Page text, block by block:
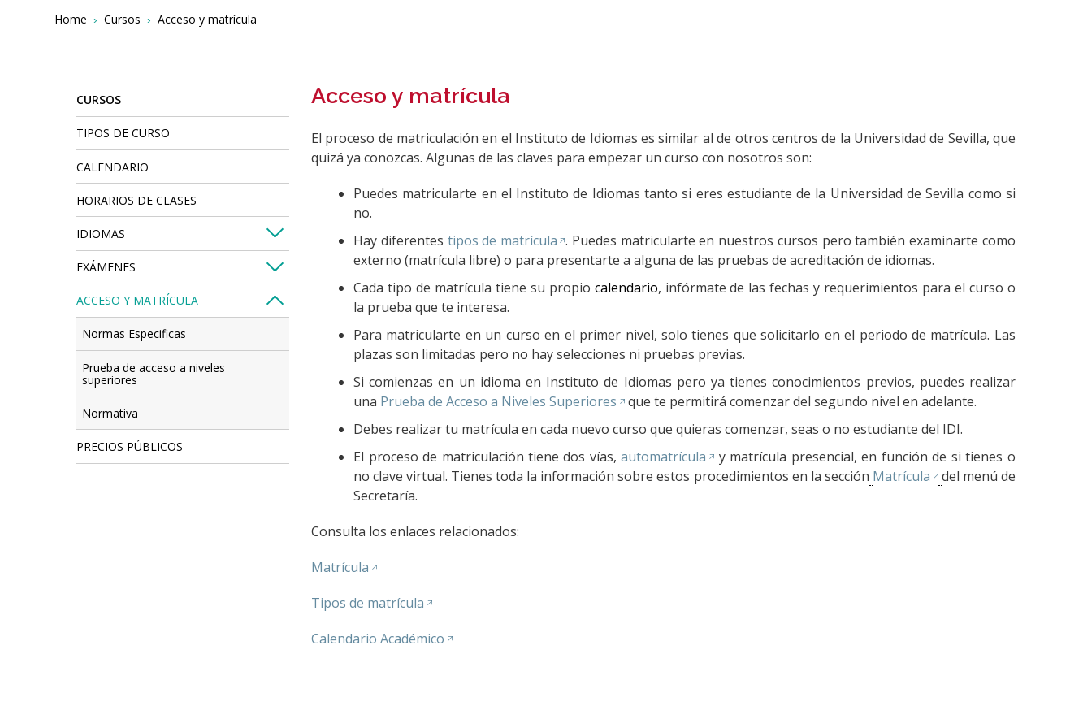
Breadcrumbs
You
Home Cursos Acceso y matrícula
CURSOS
TIPOS DE CURSO
CALENDARIO
HORARIOS DE CLASES
IDIOMAS
EXÁMENES
ACCESO Y MATRÍCULA
Normas Especificas
Prueba de acceso a niveles
superiores
Normativa
PRECIOS PÚBLICOS
Acceso y matrícula
El proceso de matriculación en el Instituto de Idiomas es similar al de otros centros de la Universidad de Sevilla, que
quizá ya conozcas. Algunas de las claves para empezar un curso con nosotros son:
Puedes matricularte en el Instituto de Idiomas tanto si eres estudiante de la Universidad de Sevilla como si
no.
Hay diferentes tipos de matrícula . Puedes matricularte en nuestros cursos pero también examinarte como
externo (matrícula libre) o para presentarte a alguna de las pruebas de acreditación de idiomas.
Cada tipo de matrícula tiene su propio calendario, infórmate de las fechas y requerimientos para el curso o
la prueba que te interesa.
Para matricularte en un curso en el primer nivel, solo tienes que solicitarlo en el periodo de matrícula. Las
plazas son limitadas pero no hay selecciones ni pruebas previas.
Si comienzas en un idioma en Instituto de Idiomas pero ya tienes conocimientos previos, puedes realizar
una Prueba de Acceso a Niveles Superiores
que te permitirá comenzar del segundo nivel en adelante.
Debes realizar tu matrícula en cada nuevo curso que quieras comenzar, seas o no estudiante del IDI.
El proceso de matriculación tiene dos vías,automatrícula
y matrícula presencial, en función de si tienes o
no clave virtual. Tienes toda la información sobre estos procedimientos en la sección Matrícula
del menú de
Secretaría.
Consulta los enlaces relacionados:
Matrícula
Tipos de matrícula
Calendario Académico